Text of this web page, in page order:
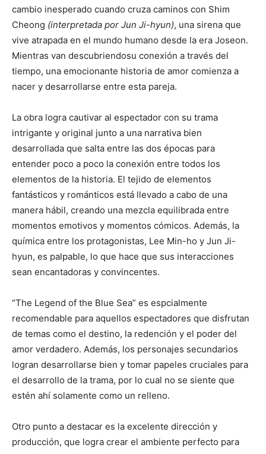
cambio inesperado cuando cruza caminos con Shim
Cheong (interpretada por Jun Ji-hyun), una sirena que
vive atrapada en el mundo humano desde la era Joseon.
Mientras van descubriendosu conexión a través del
tiempo, una emocionante historia de amor comienza a
nacer y desarrollarse entre esta pareja.
La obra logra cautivar al espectador con su trama
intrigante y original junto a una narrativa bien
desarrollada que salta entre las dos épocas para
entender poco a poco la conexión entre todos los
elementos de la historia. El tejido de elementos
fantásticos y románticos está llevado a cabo de una
manera hábil, creando una mezcla equilibrada entre
momentos emotivos y momentos cómicos. Además, la
química entre los protagonistas, Lee Min-ho y Jun Ji-
hyun, es palpable, lo que hace que sus interacciones
sean encantadoras y convincentes.
“The Legend of the Blue Sea” es espcialmente
recomendable para aquellos espectadores que disfrutan
de temas como el destino, la redención y el poder del
amor verdadero. Además, los personajes secundarios
logran desarrollarse bien y tomar papeles cruciales para
el desarrollo de la trama, por lo cual no se siente que
estén ahí solamente como un relleno.
Otro punto a destacar es la excelente dirección y
producción, que logra crear el ambiente perfecto para